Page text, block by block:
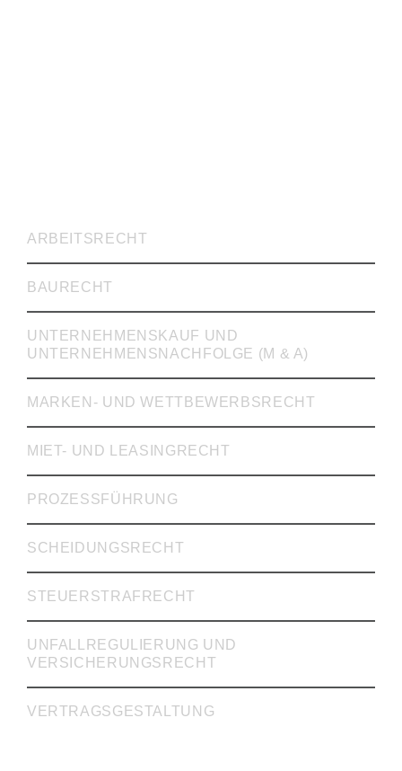
ARBEITSRECHT
BAURECHT
UNTERNEHMENSKAUF UND
UNTERNEHMENSNACHFOLGE (M & A)
MARKEN- UND WETTBEWERBSRECHT
MIET- UND LEASINGRECHT
PROZESSFÜHRUNG
SCHEIDUNGSRECHT
STEUERSTRAFRECHT
UNFALLREGULIERUNG UND
VERSICHERUNGSRECHT
VERTRAGSGESTALTUNG